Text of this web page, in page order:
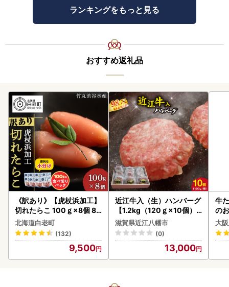
ランキングをもっと見る
おすすめ返礼品
《訳あり》【虎杖浜加工】
切れたらこ 100ｇ×8個 80
0g AK081
北海道白老町
(132)
9,500
近江牛入（生）ハンバーグ
【1.2kg（120ｇ×10個）
】【AG09W】
滋賀県近江八幡市
(0)
13,000
牛
の
大